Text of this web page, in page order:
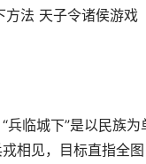
方法 天子令诸侯游戏
兵临城下”是以民
相见，目标直指全